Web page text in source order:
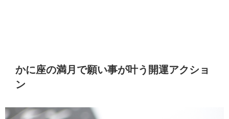
かに座の満月で願い事が叶う開運アクショ
ン